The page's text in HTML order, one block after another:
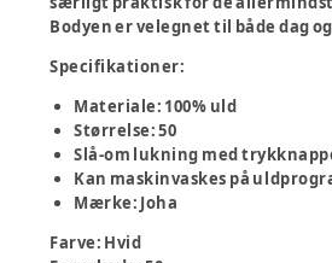
Bodyen er velegnet til både dag
Specifikationer:
Materiale: 100% uld
Størrelse: 50
Slå-om lukning med
Kan maskinvaskes på
Mærke: Joha
Farve: Hvid